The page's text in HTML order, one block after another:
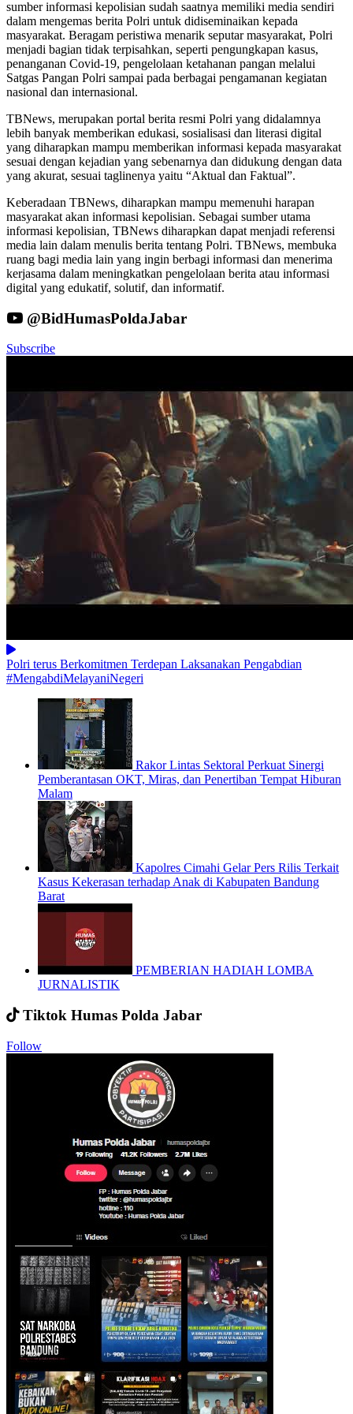
sumber informasi kepolisian sudah saatnya memiliki media sendiri
dalam mengemas berita Polri untuk didiseminaikan kepada
masyarakat. Beragam peristiwa menarik seputar masyarakat, Polri
menjadi bagian tidak terpisahkan, seperti pengungkapan kasus,
penanganan Covid-19, pengelolaan ketahanan pangan melalui
Satgas Pangan Polri sampai pada berbagai pengamanan kegiatan
nasional dan internasional.
TBNews, merupakan portal berita resmi Polri yang didalamnya
lebih banyak memberikan edukasi, sosialisasi dan literasi digital
yang diharapkan mampu memberikan informasi kepada masyarakat
sesuai dengan kejadian yang sebenarnya dan didukung dengan data
yang akurat, sesuai taglinenya yaitu “Aktual dan Faktual”.
Keberadaan TBNews, diharapkan mampu memenuhi harapan
masyarakat akan informasi kepolisian. Sebagai sumber utama
informasi kepolisian, TBNews diharapkan dapat menjadi referensi
media lain dalam menulis berita tentang Polri. TBNews, membuka
ruang bagi media lain yang ingin berbagi informasi dan menerima
kerjasama dalam meningkatkan pengelolaan berita atau informasi
digital yang edukatif, solutif, dan informatif.
@BidHumasPoldaJabar
Subscribe
Polri terus Berkomitmen Terdepan Laksanakan Pengabdian
#MengabdiMelayaniNegeri
Rakor Lintas Sektoral Perkuat Sinergi
Pemberantasan OKT, Miras, dan Penertiban Tempat Hiburan
Malam
Kapolres Cimahi Gelar Pers Rilis Terkait
Kasus Kekerasan terhadap Anak di Kabupaten Bandung
Barat
PEMBERIAN HADIAH LOMBA
JURNALISTIK
Tiktok Humas Polda Jabar
Follow